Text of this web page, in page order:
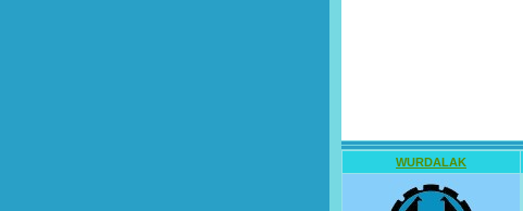
WURDALAK